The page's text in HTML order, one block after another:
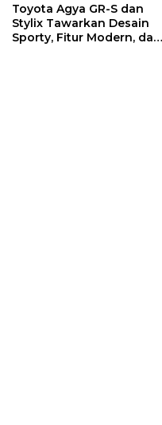
Toyota Agya GR-S dan
Stylix Tawarkan Desain
Sporty, Fitur Modern, dan